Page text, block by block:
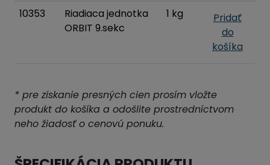
10353
Riadiaca jednotka
ORBIT 9.sekc
1 kg
Pridať
do
košíka
* pre získanie presných cien prosím vložte
produkt do košíka a odošlite prostredníctvom
neho žiadosť o cenovú ponuku.